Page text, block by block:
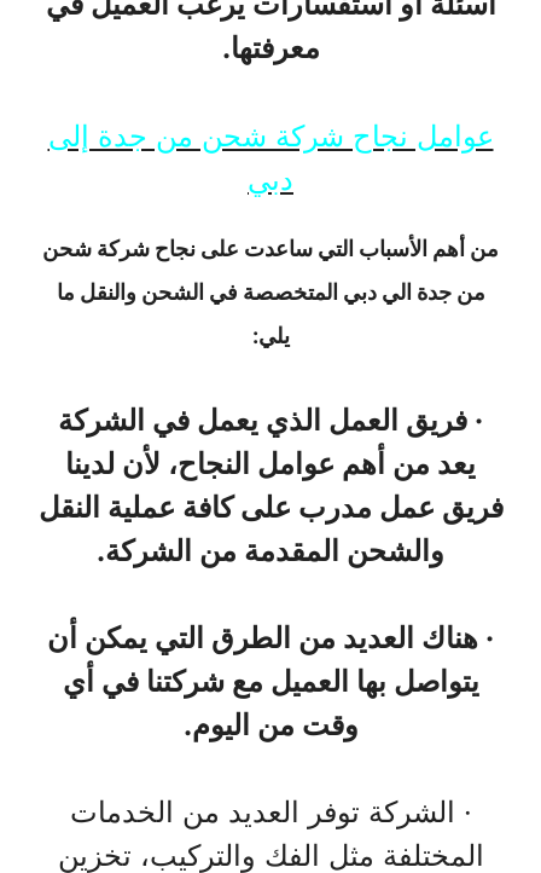
معرفتها.
عوامل نجاح شركة شحن من جدة إلى
دبي
من أهم الأسباب التي ساعدت على نجاح شركة شحن
من جدة الي دبي المتخصصة في الشحن والنقل ما
يلي:
· فريق العمل الذي يعمل في الشركة
يعد من أهم عوامل النجاح، لأن لدينا
فريق عمل مدرب على كافة عملية النقل
والشحن المقدمة من الشركة.
· هناك العديد من الطرق التي يمكن أن
يتواصل بها العميل مع شركتنا في أي
وقت من اليوم.
· الشركة توفر العديد من الخدمات
المختلفة مثل الفك والتركيب، تخزين